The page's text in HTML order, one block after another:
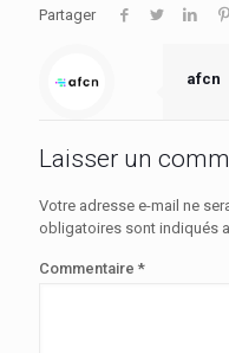
Partager
afcn
Laisser un
Votre adresse e-mail ne
obligatoires sont indiqués
Commentaire *